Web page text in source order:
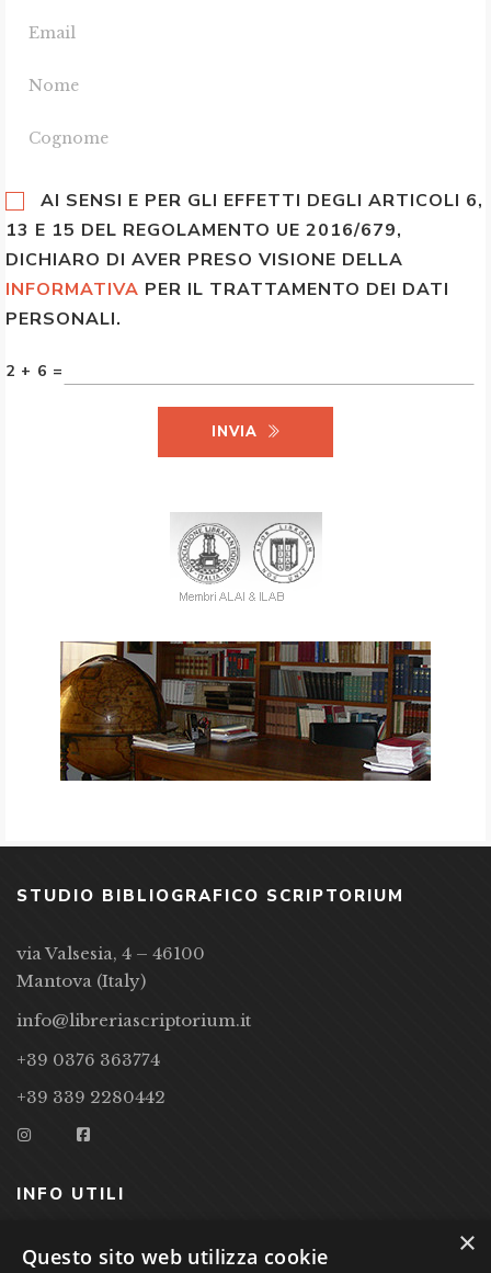
AI SENSI E PER GLI EFFETTI DEGLI ARTICOLI 6,
13 E 15 DEL REGOLAMENTO UE 2016/679,
DICHIARO DI AVER PRESO VISIONE DELLA
INFORMATIVA PER IL TRATTAMENTO DEI DATI
PERSONALI.
2 + 6 =
INVIA
STUDIO BIBLIOGRAFICO SCRIPTORIUM
via Valsesia, 4 – 46100
Mantova (Italy)
info@libreriascriptorium.it
+39 0376 363774
+39 339 2280442
INFO UTILI
CONDIZIONI DI VENDITA ×
Questo sito web utilizza cookie